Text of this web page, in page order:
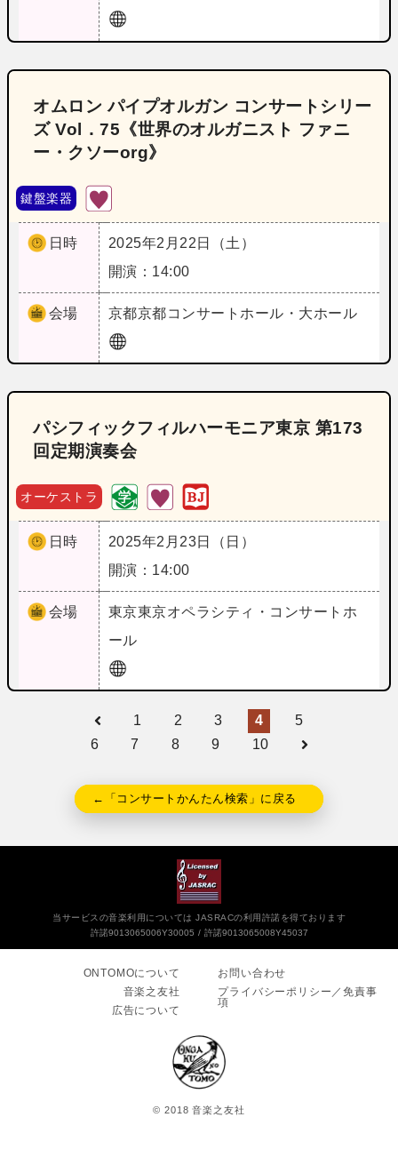
オムロン パイプオルガン コンサートシリー
ズ Vol．75《世界のオルガニスト ファニ
ー・クソーorg》
鍵盤楽器
日時
2025年2月22日（土）
開演：14:00
会場 京都京都コンサートホール・大ホール
パシフィックフィルハーモニア東京 第173
回定期演奏会
オーケストラ
日時
2025年2月23日（日）
開演：14:00
会場 東京東京オペラシティ・コンサートホ
ール
1 2 3 4
5
6
7 8 9 10
←「コンサートかんたん検索」に戻る
当サービスの音楽利用については JASRACの利用許諾を得ております
許諾9013065006Y30005
許諾9013065008Y45037
ONTOMOについて
音楽之友社
広告について
お問い合わせ
プライバシーポリシー／免責事
項
© 2018 音楽之友社